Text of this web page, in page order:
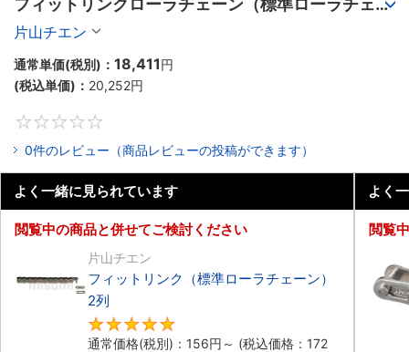
フィットリンクローラチェーン（標準ローラチェー
ン） 3列
片山チエン
通常単価(税別)： 18,411円
(税込単価)： 20,252円
0件のレビュー（商品レビューの投稿ができます）
よく一緒に見られています
閲覧中の商品と併せてご検討ください
片山チエン
フィットリンク（標準ローラチェーン）
2列
通常価格(税別)： 156円 ～ (税込価格： 172
よく
閲覧